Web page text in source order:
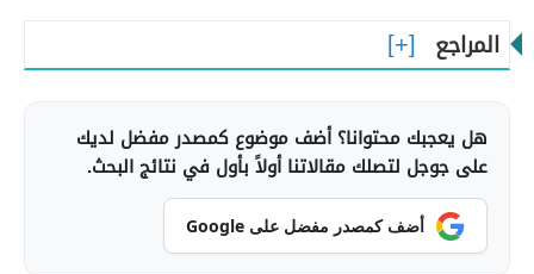
المراجع
هل يعجبك محتوانا؟ أضف موضوع كمصدر مفضل لديك
على جوجل لتصلك مقالاتنا أولاً بأول في نتائج البحث.
أضف كمصدر مفضل على Google